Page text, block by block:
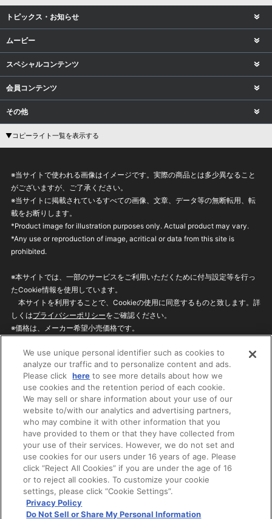
トピックス・お知らせ
ムービー
スペシャルコンテンツ
会員コンテンツ
その他
▼コピーライト一覧を表示する
※当サイトで使われる画像はイメージです。実際の商品とは多少異なること
がございますが、ご了承ください。
※当サイトに掲載されているすべての画像、文章、データ等の無断転用、転
載をお断りします。
*Product image for illustration purposes only. Actual product may vary.
*Any use or reproduction of image, acritical or data from this site is
prohibited.
※本サイトでは、一部のサービスをご利用いただくために付与設定等を行っ
たCookie情報を使用しています。
本サイトを利用することで、Cookieの使用に同意するものと致します。詳
しくはプライバシーポリシーをご確認ください。
※価格は、メーカー希望小売価格です。
ざいますのでご了承ください。
privacypolicy
Do Not Sell or Share My
Personal Information
ウェブサイトご利用条件
ソーシャルメディアポリシー
個人情報保護方針
お問い合わせ
©BANDAI
We use unique personal identifier such as cookies to
analyze our traffic and to personalize content and ads.
Please click here to see more details about how we
use cookies and the retention period of each cookie.
We may sell or share information about your use of our
website to/with our analytics and advertising partners,
who may combine it with other information that you
have provided to them or that they have collected from
your use of their services. However, we do not set and
use cookies for our users under 16 years of age. Please
click “Reject All Cookies” if you are under the age of 16
or to reject all cookies. To customize your cookie
settings, please click “Cookie Settings”.
Privacy Policy
Do Not Sell or Share My Personal Information